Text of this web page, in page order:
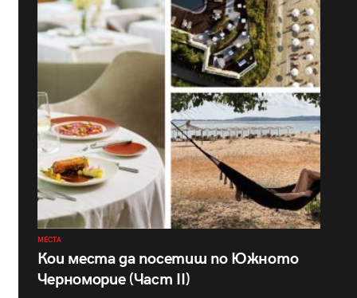
МЕСТА
Кои места да посетиш по Южното
Черноморие (Част II)